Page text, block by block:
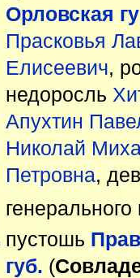
Орловская
Прасковья
Елисеевич,
недоросль
Апухтин
Николай
Петровна,
пустошь
губ. (